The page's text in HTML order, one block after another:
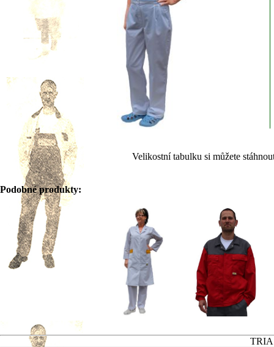
Velikostní tabulku si můžete
Podobné produkty: